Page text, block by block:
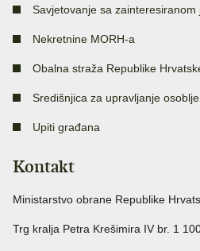
Savjetovanje sa zainteresiranom
Nekretnine MORH-a
Obalna straža Republike
Središnjica za upravljanje
Upiti građana
Kontakt
Ministarstvo obrane Republike
Trg kralja Petra Krešimira IV br. 1